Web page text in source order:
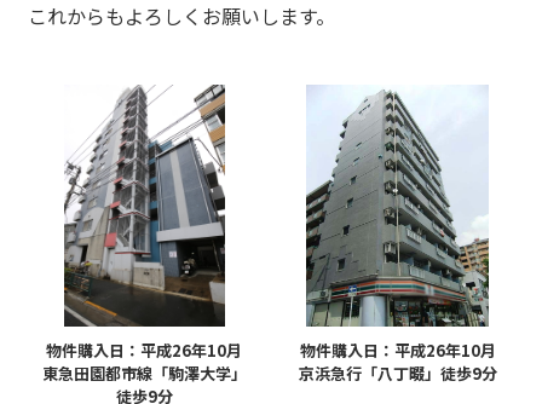
これからもよろしくお願いします。
物件購入日：平成26年10月
東急田園都市線「駒澤大学」
徒歩9分
物件購入日：平成26年10月
京浜急行「八丁畷」徒歩9分